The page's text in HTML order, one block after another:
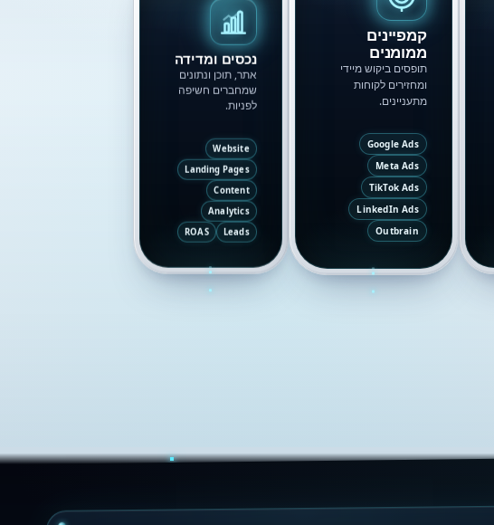
קמפיינים
ממומנים
תופסים ביקוש מיידי
ומחזירים לקוחות
מתעניינים.
Google Ads
Meta Ads
TikTok Ads
LinkedIn Ads
Outbrain
נכסים ומדידה
אתר, תוכן ונתונים
שמחברים חשיפה
לפניות.
Website
Landing Pages
Content
Analytics
Leads
ROAS